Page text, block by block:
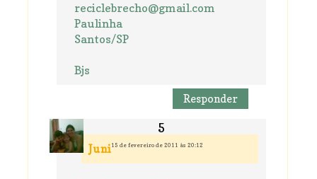
reciclebrecho@gmail.com
Paulinha
Santos/SP
Bjs
Responder
Juni15 de fevereiro de 2011 às 20:12